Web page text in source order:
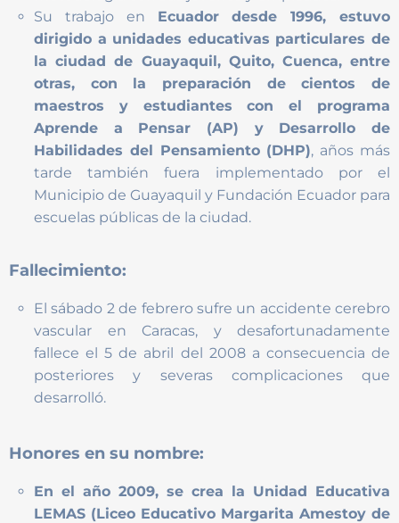
Su trabajo en Ecuador desde 1996, estuvo
dirigido a unidades educativas particulares de
la ciudad de Guayaquil, Quito, Cuenca, entre
otras, con la preparación de cientos de
maestros y estudiantes con el programa
Aprende a Pensar (AP) y Desarrollo de
Habilidades del Pensamiento (DHP), años más
tarde también fuera implementado por el
Municipio de Guayaquil y Fundación Ecuador para
escuelas públicas de la ciudad.
Fallecimiento:
El sábado 2 de febrero sufre un accidente cerebro
vascular en Caracas, y desafortunadamente
fallece el 5 de abril del 2008 a consecuencia de
posteriores y severas complicaciones que
desarrolló.
Honores en su nombre:
En el año 2009, se crea la Unidad Educativa
LEMAS (Liceo Educativo Margarita Amestoy de